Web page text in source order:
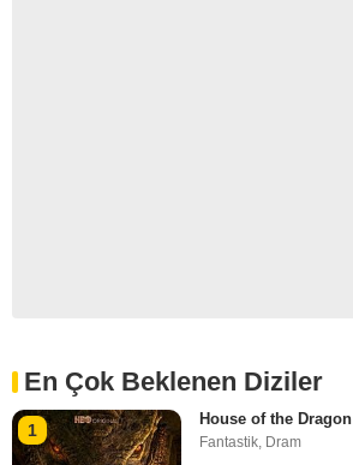
En Çok Beklenen Diziler
1
House of the Dragon
Fantastik, Dram